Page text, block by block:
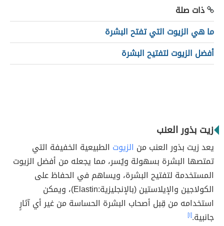
ذات صلة
ما هي الزيوت التي تفتح البشرة
أفضل الزيوت لتفتيح البشرة
زيت بذور العنب
يعد زيت بذور العنب من الزيوت الطبيعية الخفيفة التي
تمتصها البشرة بسهولة ويُسر، مما يجعله من أفضل الزيوت
المستخدمة لتفتيح البشرة، ويساهم في الحفاظ على
الكولاجين والإيلاستين (بالإنجليزية:Elastin)، ويمكن
استخدامه من قِبل أصحاب البشرة الحساسة من غير أي آثارٍ
جانبية.[١]